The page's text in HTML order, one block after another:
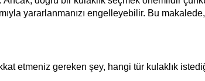
yararlanmanızı engelleyebilir. Bu
etmeniz gereken şey, hangi tür kulaklık